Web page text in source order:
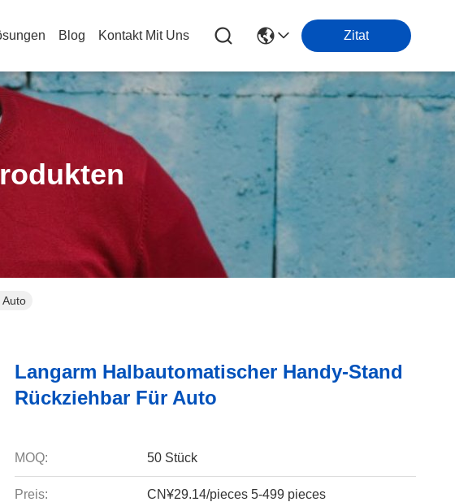
Blog Kontakt Mit Uns Zitat
Langarm Halbautomatischer Handy-Stand
Rückziehbar Für Auto
MOQ: 50 Stück
Preis: CN¥29.14/pieces 5-499 pieces